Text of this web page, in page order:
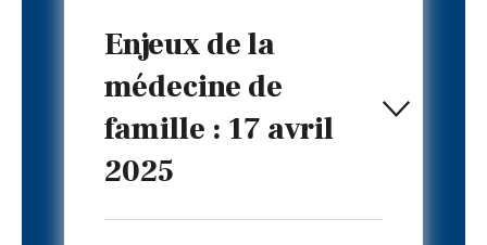
Enjeux de la
médecine de
famille : 17 avril
2025